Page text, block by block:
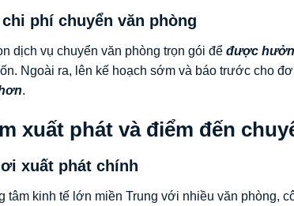
phí chuyển văn phòng
dịch vụ chuyển văn phòng trọn gói để được
Ngoài ra, lên kế hoạch sớm và báo trước cho
.
xuất phát và điểm đến
xuất phát chính
tâm kinh tế lớn miền Trung với nhiều văn phòng,